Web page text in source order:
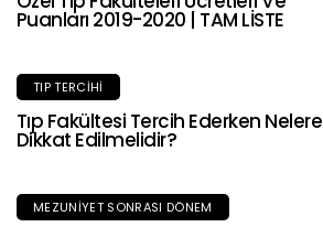
Puanları 2019-2020 | TAM LİSTE
TIP TERCIHI
Tıp Fakültesi Tercih Ederken Nelere
Dikkat Edilmelidir?
MEZUNIYET SONRASI DÖNEM